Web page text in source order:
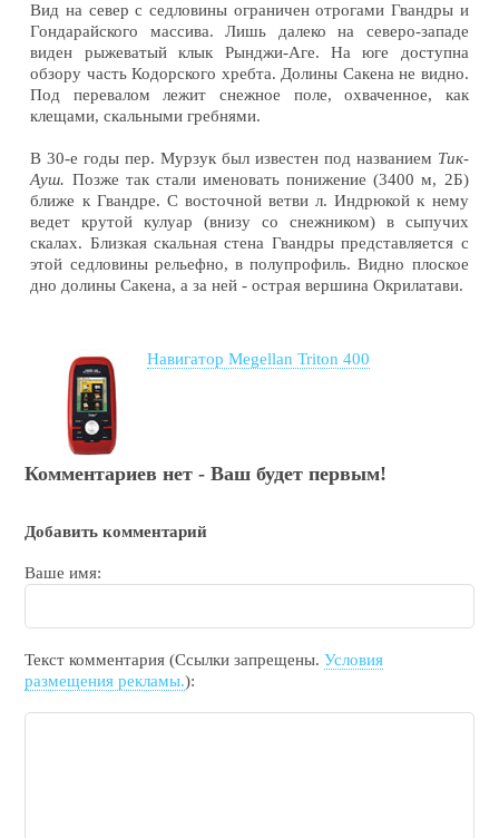
Вид на север с седловины ограничен отрогами Гвандры и
Гондарайского массива. Лишь далеко на северо-западе
виден рыжеватый клык Рынджи-Аге. На юге доступна
обзору часть Кодорского хребта. Долины Сакена не видно.
Под перевалом лежит снежное поле, охваченное, как
клещами, скальными гребнями.
В 30-е годы пер. Мурзук был известен под названием Тик-
Ауш. Позже так стали именовать понижение (3400 м, 2Б)
ближе к Гвандре. С восточной ветви л. Индрюкой к нему
ведет крутой кулуар (внизу со снежником) в сыпучих
скалах. Близкая скальная стена Гвандры представляется с
этой седловины рельефно, в полупрофиль. Видно плоское
дно долины Сакена, а за ней - острая вершина Окрилатави.
Навигатор Megellan Triton 400
Комментариев нет - Ваш будет первым!
Добавить комментарий
Ваше имя:
Текст комментария (Ссылки запрещены.Условия
размещения рекламы.):